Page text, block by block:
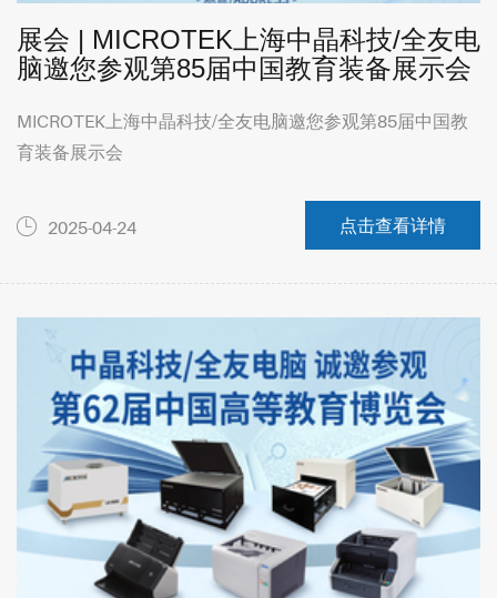
展会 | MICROTEK上海中晶科技/全友电
脑邀您参观第85届中国教育装备展示会
MICROTEK上海中晶科技/全友电脑邀您参观第85届中国教
育装备展示会
2025-04-24 点击查看详情